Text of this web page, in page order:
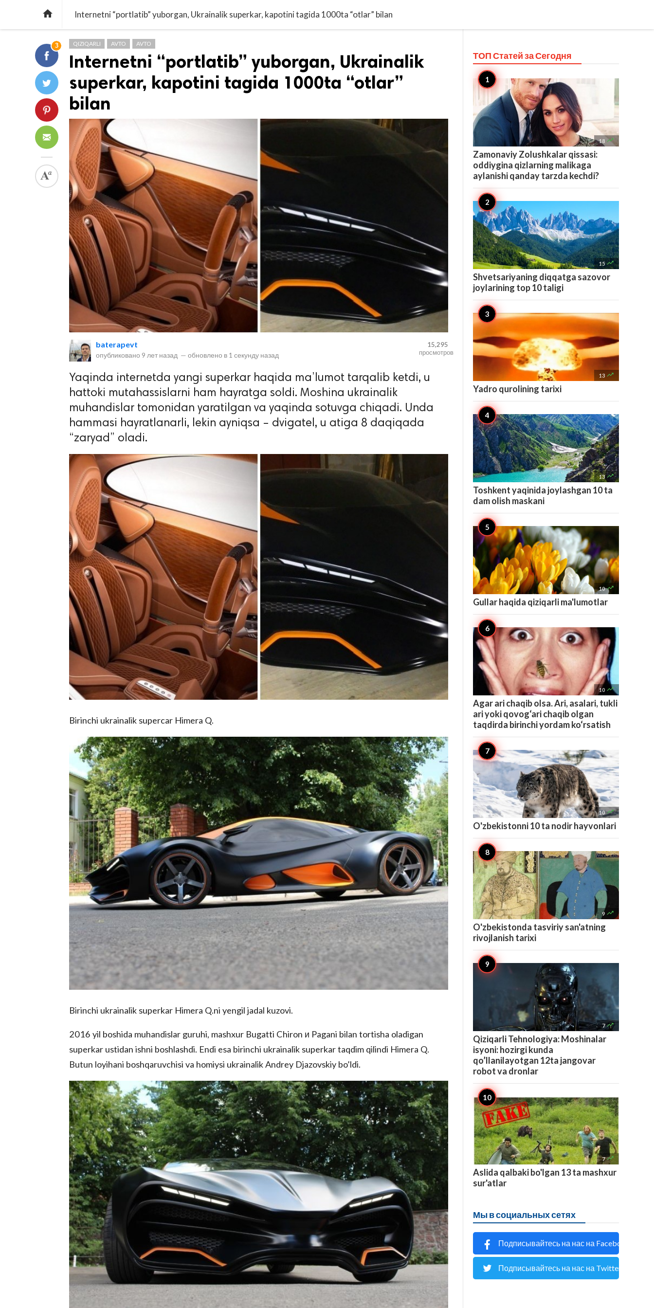
 Internetni “portlatib” yuborgan, Ukrainalik superkar, kapotini tagida 1000ta “otlar” bilan
3 QIZIQARLI AVTO AVTO
Internetni “portlatib” yuborgan, Ukrainalik
superkar, kapotini tagida 1000ta “otlar”
bilan
baterapevt
опубликовано 9 лет назад — обновлено в 1 секунду назад
15,295
просмотров
Yaqinda internetda yangi superkar haqida ma’lumot tarqalib ketdi, u
hattoki mutahassislarni ham hayratga soldi. Moshina ukrainalik
muhandislar tomonidan yaratilgan va yaqinda sotuvga chiqadi. Unda
hammasi hayratlanarli, lekin ayniqsa – dvigatel, u atiga 8 daqiqada
“zaryad” oladi.
Birinchi ukrainalik supercar Himera Q.
Birinchi ukrainalik superkar Himera Q.ni yengil jadal kuzovi.
2016 yil boshida muhandislar guruhi, mashxur Bugatti Chiron и Pagani bilan tortisha oladigan
superkar ustidan ishni boshlashdi. Endi esa birinchi ukrainalik superkar taqdim qilindi Himera Q.
Butun loyihani boshqaruvchisi va homiysi ukrainalik Andrey Djazovskiy bo’ldi.
ТОП Статей заСегодня
18 
Zamonaviy Zolushkalar qissasi:
oddiygina qizlarning malikaga
aylanishi qanday tarzda kechdi?
15 
Shvetsariyaning diqqatga sazovor
joylarining top 10 taligi
13 
Yadro qurolining tarixi
13 
Toshkent yaqinida joylashgan 10 ta
dam olish maskani
10 
Gullar haqida qiziqarli ma'lumotlar
10 
Agar ari chaqib olsa. Ari, asalari, tukli
ari yoki qovog‘ari chaqib olgan
taqdirda birinchi yordam ko‘rsatish
10 
O'zbekistonni 10 ta nodir hayvonlari
9 
O'zbekistonda tasviriy san'atning
rivojlanish tarixi
7 
Qiziqarli Tehnologiya: Moshinalar
isyoni: hozirgi kunda
qo’llanilayotgan 12ta jangovar
robot va dronlar
7 
Aslida qalbaki bo'lgan 13 ta mashxur
sur'atlar
Мы в социальных сетях
Подписывайтесь на нас на Facebook
Подписывайтесь на нас на Twitter